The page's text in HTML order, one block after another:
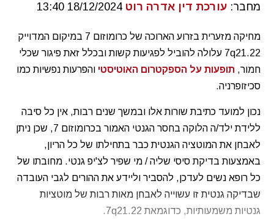
מחבר:עורכת דין אדרה רוט 18/12/2024 13:40
מחיקה מזערית בזרוע הארוכה של כרומוזום 7 במיקום המדוייק
7q21.22 עלולה להוביל לפגיעות קשות ובכלל זאת פיגור שכלי
חמור,תופעות על הספקטרום האוטיסטי והפרעות נפשיות כמו
סכיזופרניה.
נכון למועד כתיבת שורות אלו ובמשך שנים רבות, אין כל סיבה
ללידת ילד/ה הלוקה בחסר הגנטי האמור בכרומוזום 7, שכן ניתן
לאבחן את המוטציה הגנטית כבר בתחילתו של כל הריון,
באמצעות בדיקת סיסי שליה / מי שפיר לצ'יפ גנטי. מחובתו של
כל רופא נשים לעדכן, להסביר וליידע את ההורים לגבי העובדה
שבדיקה גנטית זו עשוייה לאבחן מאות רבות של מוטציות
גנטיות משמעותיות, כדוגמאת 7q21.22.